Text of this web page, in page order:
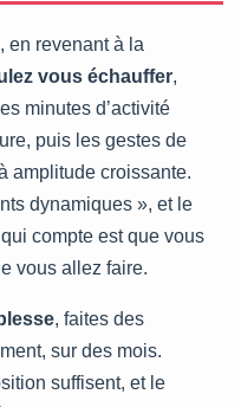
en revenant à la
vous échauffer,
minutes d’activité
puis les gestes de
amplitude croissante.
dynamiques », et le
compte est que vous
vous allez faire.
, faites des
sur des mois.
suffisent, et le